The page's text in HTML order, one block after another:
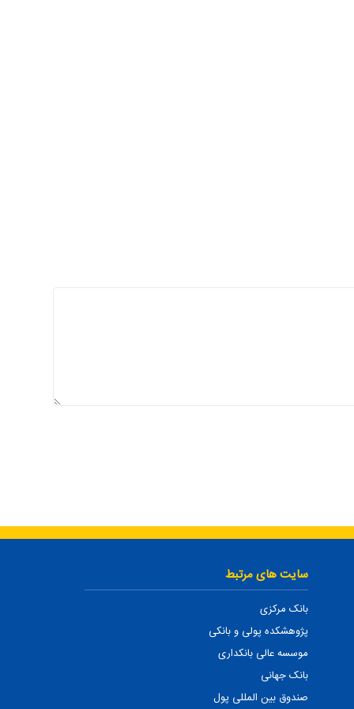
سایت های مرتبط
بانک مرکزی
پژوهشکده پولی و بانکی
موسسه عالی بانکداری
بانک جهانی
صندوق بین المللی پول